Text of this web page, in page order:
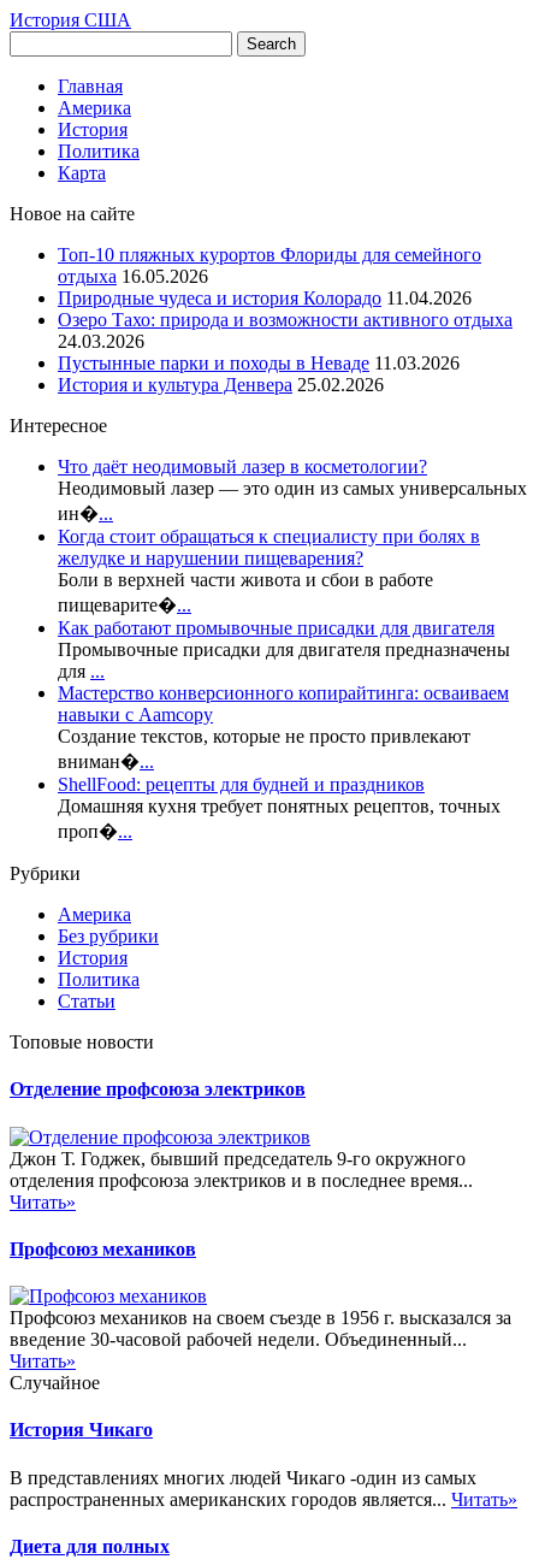
История США
Главная
Америка
История
Политика
Карта
Новое на сайте
Топ-10 пляжных курортов Флориды для семейного
отдыха 16.05.2026
Природные чудеса и история Колорадо 11.04.2026
Озеро Тахо: природа и возможности активного отдыха
24.03.2026
Пустынные парки и походы в Неваде 11.03.2026
История и культура Денвера 25.02.2026
Интересное
Что даёт неодимовый лазер в косметологии?
Неодимовый лазер — это один из самых универсальных
ин�...
Когда стоит обращаться к специалисту при болях в
желудке и нарушении пищеварения?
Боли в верхней части живота и сбои в работе
пищеварите�...
Как работают промывочные присадки для двигателя
Промывочные присадки для двигателя предназначены
для ...
Мастерство конверсионного копирайтинга: осваиваем
навыки с Aamcopy
Создание текстов, которые не просто привлекают
вниман�...
ShellFood: рецепты для будней и праздников
Домашняя кухня требует понятных рецептов, точных
проп�...
Рубрики
Америка
Без рубрики
История
Политика
Статьи
Топовые новости
Отделение профсоюза электриков
Джон Т. Годжек, бывший председатель 9-го окружного
отделения профсоюза электриков и в последнее время...
Читать»
Профсоюз механиков
Профсоюз механиков на своем съезде в 1956 г. высказался за
введение 30-часовой рабочей недели. Объединенный...
Читать»
Случайное
История Чикаго
В представлениях многих людей Чикаго -один из самых
распространенных американских городов является... Читать»
Диета для полных